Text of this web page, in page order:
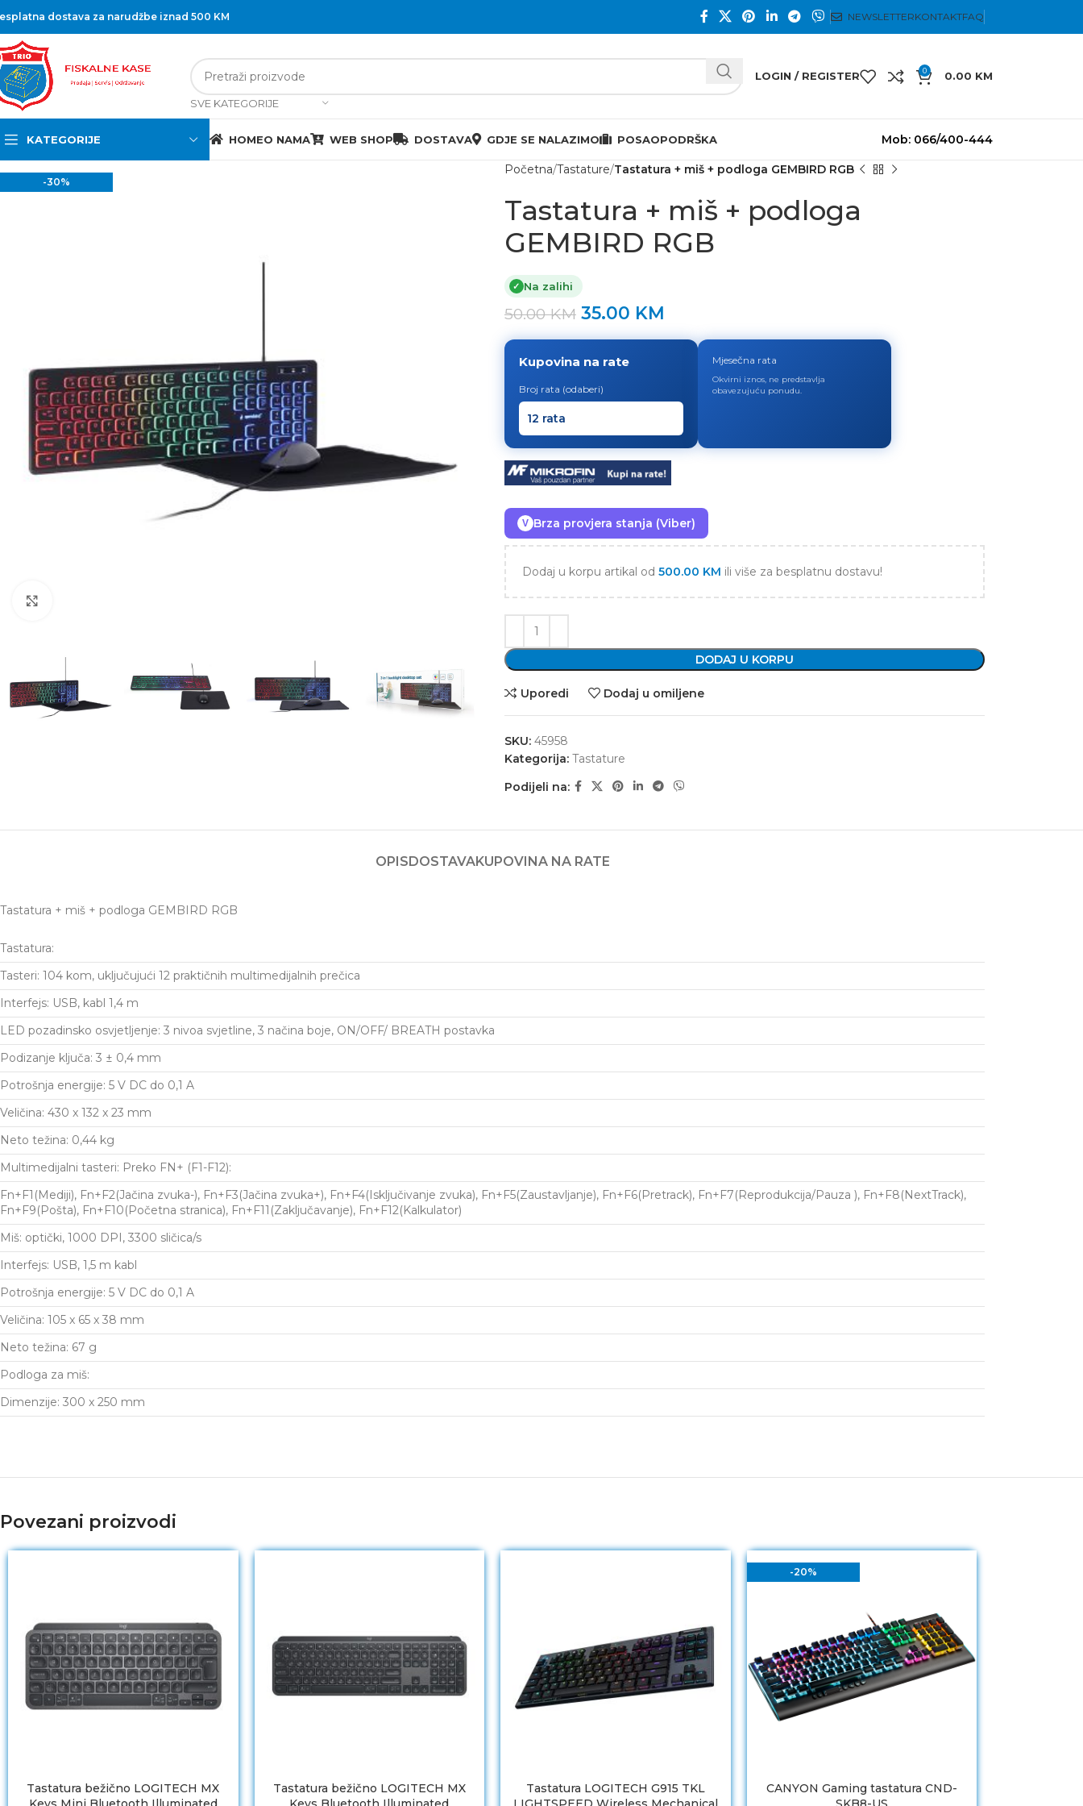
dostava za narudžbe iznad 500 KM NEWSLETTERKONTAKTFAQ
SVE KATEGORIJE
LOGIN / REGISTER 0 0.00 KM
KATEGORIJE HOMEO NAMA WEB SHOP DOSTAVA GDJE SE NALAZIMO POSAOPODRŠKA Mob: 066/400-444
-30%
Početna Tastature Tastatura + miš + podloga GEMBIRD RGB
Tastatura + miš + podloga
GEMBIRD RGB
✓ Na zalihi
50.00KM 35.00 KM
Kupovina na rate
Broj rata (odaberi)
Mjesečna rata
Okvirni iznos, ne predstavlja
obavezujuću ponudu.
V Brza provjera stanja (Viber)
Dodaj u korpu artikal od 500.00 KM ili više za besplatnu dostavu!
DODAJ U KORPU
Uporedi Dodaj u omiljene
SKU: 45958
Kategorija: Tastature
Podijeli na:
OPISDOSTAVAKUPOVINA NA RATE
Tastatura + miš + podloga GEMBIRD RGB
Tastatura:
Tasteri: 104 kom, uključujući 12 praktičnih multimedijalnih prečica
Interfejs: USB, kabl 1,4 m
LED pozadinsko osvjetljenje: 3 nivoa svjetline, 3 načina boje, ON/OFF/ BREATH postavka
Podizanje ključa: 3 ± 0,4 mm
Potrošnja energije: 5 V DC do 0,1 A
Veličina: 430 x 132 x 23 mm
Neto težina: 0,44 kg
Multimedijalni tasteri: Preko FN+ (F1-F12):
Fn+F1(Mediji), Fn+F2(Jačina zvuka-), Fn+F3(Jačina zvuka+), Fn+F4(Isključivanje zvuka), Fn+F5(Zaustavljanje), Fn+F6(Pretrack), Fn+F7(Reprodukcija/Pauza ), Fn+F8(NextTrack),
Fn+F9(Pošta), Fn+F10(Početna stranica), Fn+F11(Zaključavanje), Fn+F12(Kalkulator)
Miš: optički, 1000 DPI, 3300 sličica/s
Interfejs: USB, 1,5 m kabl
Potrošnja energije: 5 V DC do 0,1 A
Veličina: 105 x 65 x 38 mm
Neto težina: 67 g
Podloga za miš:
Dimenzije: 300 x 250 mm
Povezani proizvodi
Tastatura bežično LOGITECH MX
Tastatura bežično LOGITECH MX
Tastatura LOGITECH G915 TKL
-20%
CANYON Gaming tastatura CND-